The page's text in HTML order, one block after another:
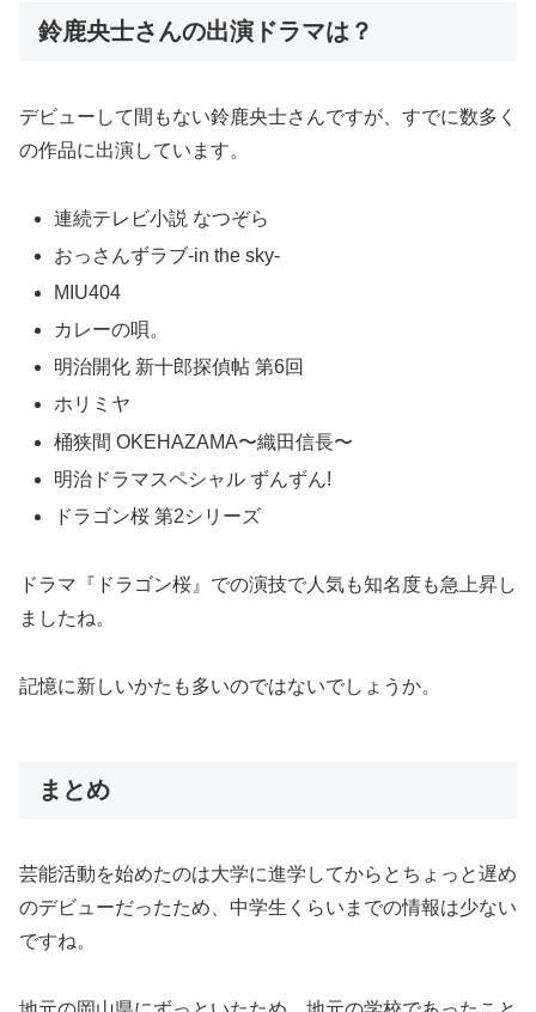
鈴鹿央士さんの出演ドラマは？
デビューして間もない鈴鹿央士さんですが、すでに数多く
の作品に出演しています。
連続テレビ小説 なつぞら
おっさんずラブ-in the sky-
MIU404
カレーの唄。
明治開化 新十郎探偵帖 第6回
ホリミヤ
桶狭間 OKEHAZAMA〜織田信長〜
明治ドラマスペシャル ずんずん!
ドラゴン桜 第2シリーズ
ドラマ『ドラゴン桜』での演技で人気も知名度も急上昇し
ましたね。
記憶に新しいかたも多いのではないでしょうか。
まとめ
芸能活動を始めたのは大学に進学してからとちょっと遅め
のデビューだったため、中学生くらいまでの情報は少ない
ですね。